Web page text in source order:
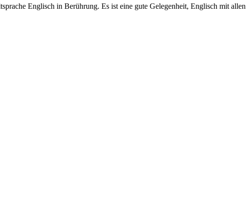
Englisch in Berührung. Es ist eine gute Gelegenheit, Englisch mit allen